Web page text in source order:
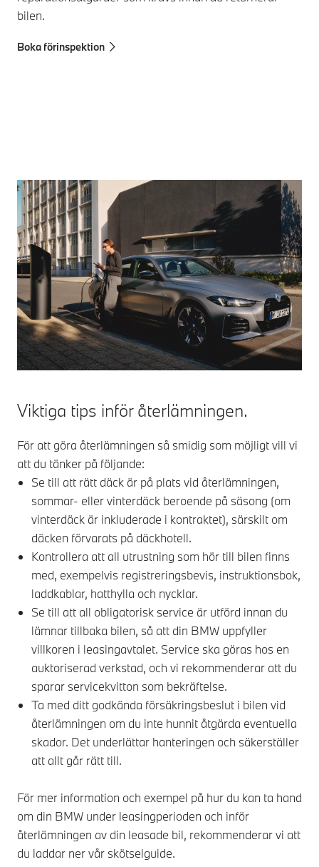
bilen.
Boka förinspektion
Viktiga tips inför återlämningen.​
För att göra återlämningen så smidig som möjligt vill vi
att du tänker på följande:​
Se till att rätt däck är på plats vid återlämningen,
sommar- eller vinterdäck beroende på säsong (om
vinterdäck är inkluderade i kontraktet), särskilt om
däcken förvarats på däckhotell.​
Kontrollera att all utrustning som hör till bilen finns
med, exempelvis registreringsbevis, instruktionsbok,
laddkablar, hatthylla och nycklar.​
Se till att all obligatorisk service är utförd innan du
lämnar tillbaka bilen, så att din BMW uppfyller
villkoren i leasingavtalet. Service ska göras hos en
auktoriserad verkstad, och vi rekommenderar att du
sparar servicekvitton som bekräftelse.​
Ta med ditt godkända försäkringsbeslut i bilen vid
återlämningen om du inte hunnit åtgärda eventuella
skador. Det underlättar hanteringen och säkerställer
att allt går rätt till.​
För mer information och exempel på hur du kan ta hand
om din BMW under leasingperioden och inför
återlämningen av din leasade bil, rekommenderar vi att
du laddar ner vår skötselguide. ​